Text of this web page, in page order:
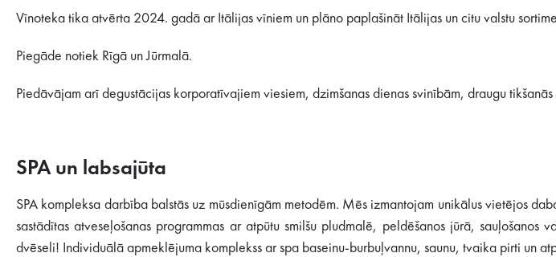
Vīnoteka tika atvērta 2024. gadā ar Itālijas vīniem un plāno paplašināt Itālijas un citu valstu
Piegāde notiek Rīgā un Jūrmalā.
Piedāvājam arī degustācijas korporatīvajiem viesiem, dzimšanas dienas svinībām, draugu
SPA un labsajūta
SPA kompleksa darbība balstās uz mūsdienīgām metodēm. Mēs izmantojam unikālus vietējos
sastādītas atveseļošanas programmas ar atpūtu smilšu pludmalē, peldēšanos jūrā,
dvēseli! Individuālā apmeklējuma komplekss ar spa baseinu-burbuļvannu, saunu, tvaika pirti un